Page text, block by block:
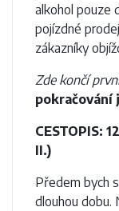
alkohol pouze
pojízdné
zákazníky
Zde končí
pokračování
CESTOPIS:
II.)
Předem bych
dlouhou dobu.